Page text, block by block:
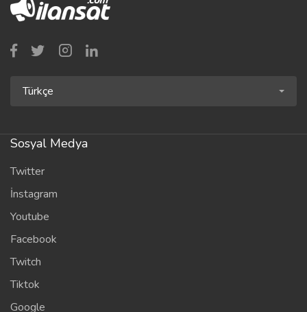
Türkçe
Sosyal Medya
Twitter
İnstagram
Youtube
Facebook
Twitch
Tiktok
Google